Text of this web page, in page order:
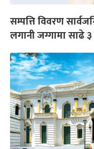
सम्पत्ति विवरण
लगानी जग्गामा साढे